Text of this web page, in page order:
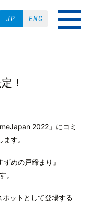
JP ENG
！
2022」にコミ
す。
めの戸締まり』
。
ットとして登場する